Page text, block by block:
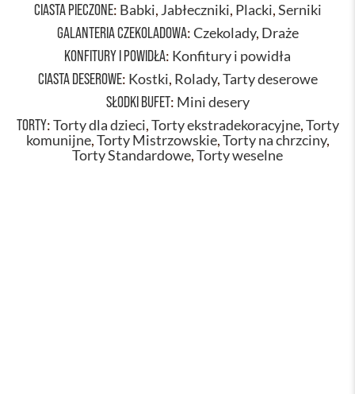
CIASTA PIECZONE: Babki, Jabłeczniki, Placki,Serniki
GALANTERIA CZEKOLADOWA:Czekolady, Draże
KONFITURY I POWIDŁA: Konfitury i powidła
CIASTA DESEROWE: Kostki, Rolady,Tarty deserowe
SŁODKI BUFET: Mini desery
TORTY:Torty dla dzieci,Torty ekstradekoracyjne,Torty
komunijne,Torty Mistrzowskie,Torty na chrzciny,
Torty Standardowe,Torty weselne